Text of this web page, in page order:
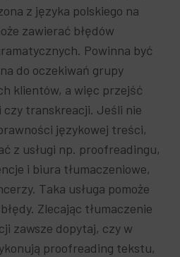
z języka polskiego na
zawierać błędów
Powinna być
do oczekiwań grupy
klientów, a więc przejść
czy transkreacji. Jeśli nie
językowej treści,
z usługi np. proofreadingu,
i biura tłumaczeniowe,
Taka usługa pomoże
Zlecając tłumaczenie
zawsze dopytaj, czy w
proofreading tekstu,